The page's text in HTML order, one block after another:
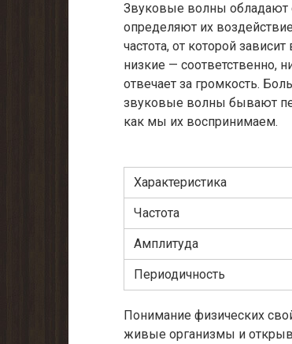
Звуковые волны обладают
определяют их
частота, от которой
низкие — соответственно,
отвечает за громкость.
звуковые волны бывают
как мы их воспринимаем.
Характеристика
Частота
Амплитуда
Периодичность
Понимание физических
живые организмы и